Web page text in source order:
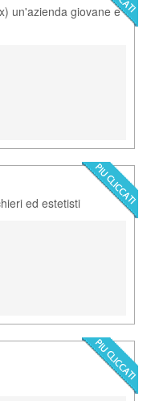
un'azienda giovane e
ed estetisti